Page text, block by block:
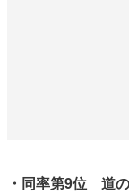
・同率第9位 道